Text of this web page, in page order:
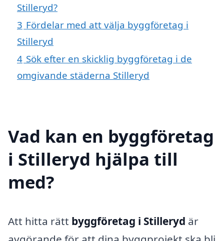
Stilleryd?
3 Fördelar med att välja byggföretag i
Stilleryd
4 Sök efter en skicklig byggföretag i de
omgivande städerna Stilleryd
Vad kan en byggföretag
i Stilleryd hjälpa till
med?
Att hitta rätt byggföretag i Stilleryd är